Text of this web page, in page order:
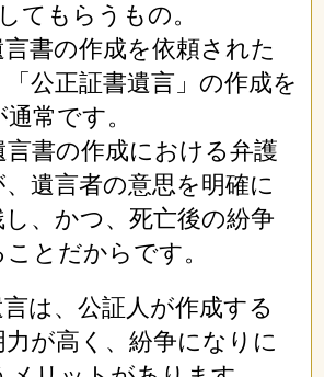
てもらうもの。
書の作成を依頼された
公正証書遺言」の作成を
常です。
言書の作成における弁護
遺言者の意思を明確に
、かつ、死亡後の紛争
とだからです。
は、公証人が作成する
が高く、紛争になりに